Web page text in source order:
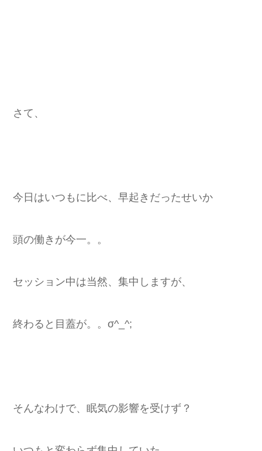
さて、
今日はいつもに比べ、早起きだったせいか
頭の働きが今一。。
セッション中は当然、集中しますが、
終わると目蓋が。。σ^_^;
そんなわけで、眠気の影響を受けず？